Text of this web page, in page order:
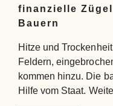
finanzielle
Bauern
Hitze und
Feldern,
kommen hinzu. Die
Hilfe vom Staat.